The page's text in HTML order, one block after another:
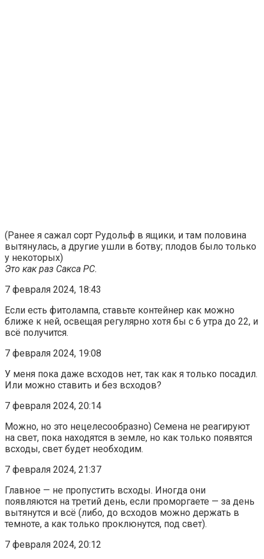
(Ранее я сажал сорт Рудольф в ящики, и там половина
вытянулась, а другие ушли в ботву; плодов было только
у некоторых)
Это как раз Сакса РС.
7 февраля 2024, 18:43
Если есть фитолампа, ставьте контейнер как можно
ближе к ней, освещая регулярно хотя бы с 6 утра до 22, и
всё получится.
7 февраля 2024, 19:08
У меня пока даже всходов нет, так как я только посадил.
Или можно ставить и без всходов?
7 февраля 2024, 20:14
Можно, но это нецелесообразно) Семена не реагируют
на свет, пока находятся в земле, но как только появятся
всходы, свет будет необходим.
7 февраля 2024, 21:37
Главное — не пропустить всходы. Иногда они
появляются на третий день, если проморгаете — за день
вытянутся и всё (либо, до всходов можно держать в
темноте, а как только проклюнутся, под свет).
7 февраля 2024, 20:12